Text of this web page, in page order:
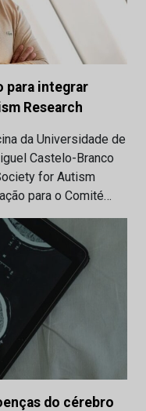
para integrar
Research
da Universidade de
Castelo-Branco
for Autism
para o Comité…
do cérebro